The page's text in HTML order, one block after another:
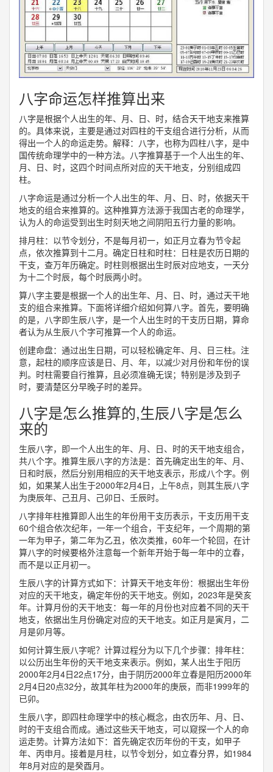
八字命运怎样推算出来
八字是根据个人出生的年、月、日、时，结合天干地支来推算
的。具体来说，主要是通过对四柱的干支组合进行分析，从而
得出一个人的命运走势。解释：八字，也称为四柱八字，是中
国传统命理学中的一种方法。八字推算基于一个人出生的年、
月、日、时，这四个时间点所对应的天干地支，分别组成四
柱。
八字命运是通过分析一个人出生的年、月、日、时，依据天干
地支的组合来推算的。这种推算方法源于我国古老的命理学，
认为人的命运受到出生时刻天地之间阴阳五行力量的影响。
排月柱：以节令划分，不是每月初一，如正月立春为节令起
点，依次推算到十二月。确定日柱和时柱：日柱是农历日期的
干支，查万年历确定。时柱则根据出生时辰对应地支，一天分
为十二个时辰，每个时辰两小时。
算八字主要是根据一个人的出生年、月、日、时，通过天干地
支的组合来推算。下面将详细介绍如何算八字。首先，要明确
的是，八字即生辰八字，是一个人出生时的干支历日期，算命
者认为从生辰八个字可推算一个人的命运。
创建命盘：通过出生日期，可以轻松确定年、月、日三柱。注
意，起柱的顺序应该是日、月、年，以减少对月份和年份的误
判。时柱需要自行推算，且必须准确无误；特别是涉及到子
时，要清楚区分早晚子时的差异。
八字是怎么推算的,生辰八字是怎么
来的
生辰八字，即一个人出生的年、月、日、时的天干地支组合，
共八个字。推算生辰八字的方法是：首先确定出生的年、月、
日和时辰，然后分别用相应的天干地支表示，形成八个字。例
如，如果某人出生于2000年2月4日，上午8点，则其生辰八字
为庚辰年、己丑月、己卯日、壬辰时。
八字排年柱推算即人出生的年份用干支历表示，干支历用干支
60个组合依次纪年，一年一个组合，干支纪年，一个周期的第
一年为甲子，第二年为乙丑，依次类推，60年一个轮回，在计
算八字的时候要格外注意每一个新年开始于每一年中的立春，
而不是以正月初一。
生辰八字的计算方式如下：计算天干地支年份：根据出生年份
对应的天干地支，确定年份的天干地支。例如，2023年是癸亥
年。计算月份的天干地支：每一年的月份也对应着不同的天干
地支，依据出生月份确定对应的天干地支。如正月是寅月，二
月是卯月等。
如何计算生辰八字呢？计算过程分为以下几个步骤：排年柱：
以公历出生年份的天干地支来表示。例如，某人出生于阳历
2000年2月4日22点17分，由于阴历2000年立春是阳历2000年
2月4日20点32分，故其年柱为2000年的庚辰，而非1999年的
已卯。
生辰八字，即四柱命理学中的核心概念，由农历年、月、日、
时的干支组合而成。通过这些天干地支，可以窥探一个人的命
运走势。计算方法如下：首先确定农历年份的干支，如甲子
年、丙申月。接着是月柱，以节令划分，如立春分界，如1984
年8月对应的是癸酉月。